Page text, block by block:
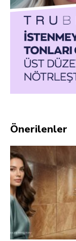
Önerilenler